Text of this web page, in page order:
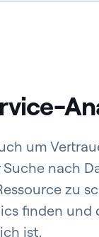
um
nach
zu
finden und
ist.